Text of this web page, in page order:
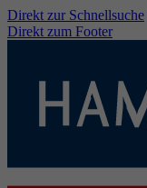
Direkt zur Schnellsuche
Direkt zum Footer